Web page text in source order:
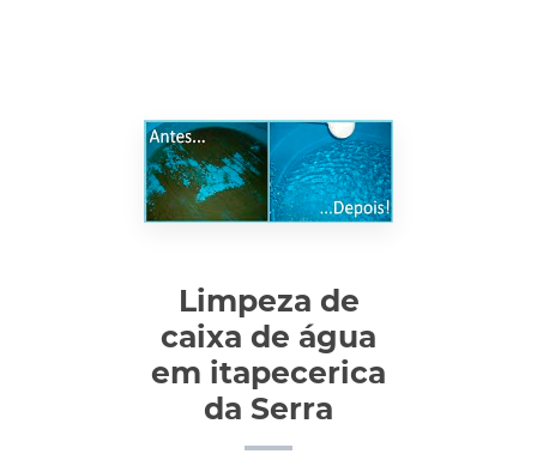
Limpeza de
caixa de água
em itapecerica
da Serra